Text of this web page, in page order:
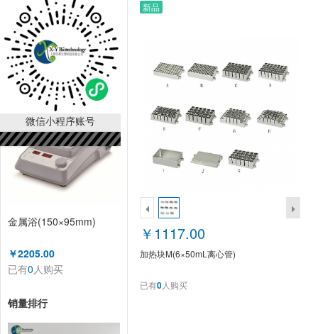
微信小程序账号
恒温振荡金属浴
￥6929.00
已有 0人购买
金属浴(150×95mm)
￥2205.00
已有0人购买
销量排行
新品
￥1117.00
加热块M(6×50mL离心管)
已有0人购买